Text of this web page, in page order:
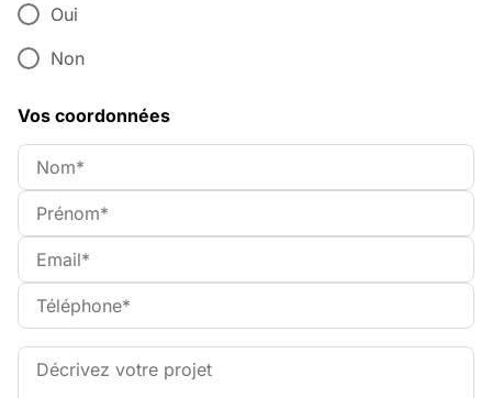
Oui
Non
Vos coordonnées